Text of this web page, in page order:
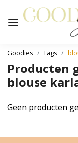
Goodies Tags
Producten
blouse
Geen producten